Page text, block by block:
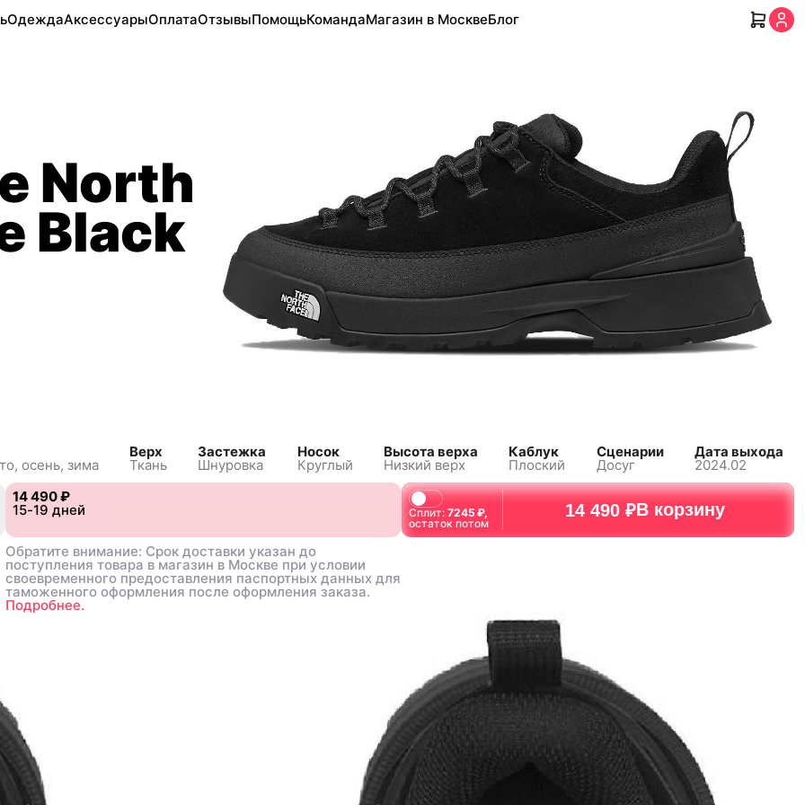
ОдеждаАксессуарыОплатаОтзывыПомощьКомандаМагазин в МосквеБлог
North
Black
осень, зима
Верх
Ткань
Застежка
Шнуровка
Носок
Круглый
Высота верха
Низкий верх
Каблук
Плоский
Сценарии
Досуг
Дата выхода
2024.02
42⅔ 43⅓
14 490 ₽
15-19 дней
Обратите внимание: Срок доставки указан до
поступления товара в магазин в Москве при условии
своевременного предоставления паспортных данных для
таможенного оформления после оформления заказа.
Подробнее.
42⅔ 43⅓
14 490 ₽
15-19 дней
Обратите внимание: Срок доставки указан до
поступления товара в магазин в Москве при условии
своевременного предоставления паспортных данных для
таможенного оформления после оформления заказа.
Подробнее.
Сплит:7245 ₽,
остаток потом
14 490 ₽В корзину